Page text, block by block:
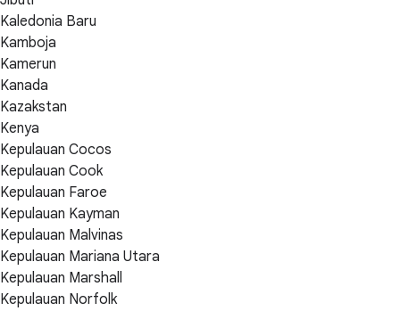
Kaledonia Baru
Kamboja
Kamerun
Kanada
Kazakstan
Kenya
Kepulauan Cocos
Kepulauan Cook
Kepulauan Faroe
Kepulauan Kayman
Kepulauan Malvinas
Kepulauan Mariana Utara
Kepulauan Marshall
Kepulauan Norfolk